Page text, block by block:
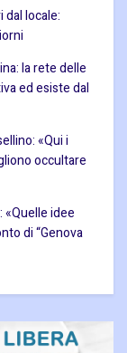
locale:
la rete delle
ed esiste dal
«Qui i
occultare
«Quelle idee
di “Genova